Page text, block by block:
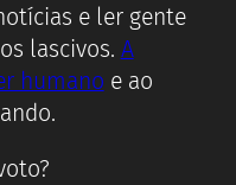
e ler gente
lascivos. A
humano e ao